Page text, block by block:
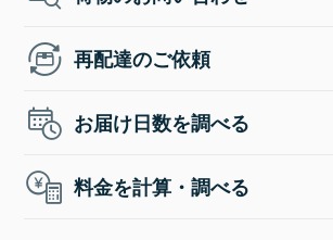
再配達のご依頼
お届け日数を調べる
料金を計算・調べる